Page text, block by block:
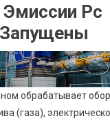
Pc
обрабатывает
(газа),